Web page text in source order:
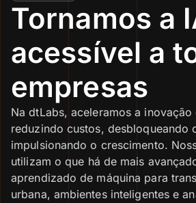
Tornamos a
acessível a
empresas
Na dtLabs, aceleramos a
reduzindo custos, desbloqueando
impulsionando o crescimento.
utilizam o que há de mais
aprendizado de máquina para
urbana, ambientes inteligentes e